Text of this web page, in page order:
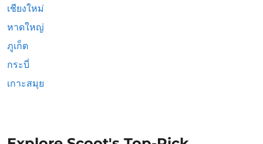
เชียงใหม่
หาดใหญ่
ภูเก็ต
กระบี่
เกาะสมุย